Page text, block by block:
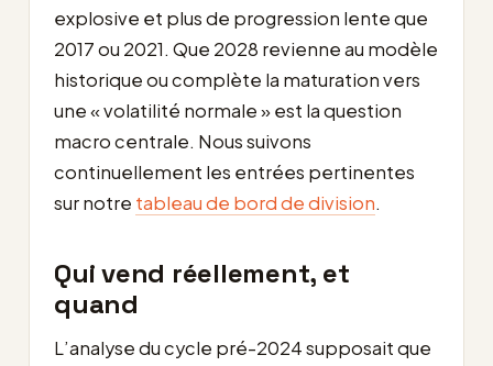
explosive et plus de progression lente que
2017 ou 2021. Que 2028 revienne au modèle
historique ou complète la maturation vers
une « volatilité normale » est la question
macro centrale. Nous suivons
continuellement les entrées pertinentes
sur notre tableau de bord de division.
Qui vend réellement, et
quand
L’analyse du cycle pré-2024 supposait que